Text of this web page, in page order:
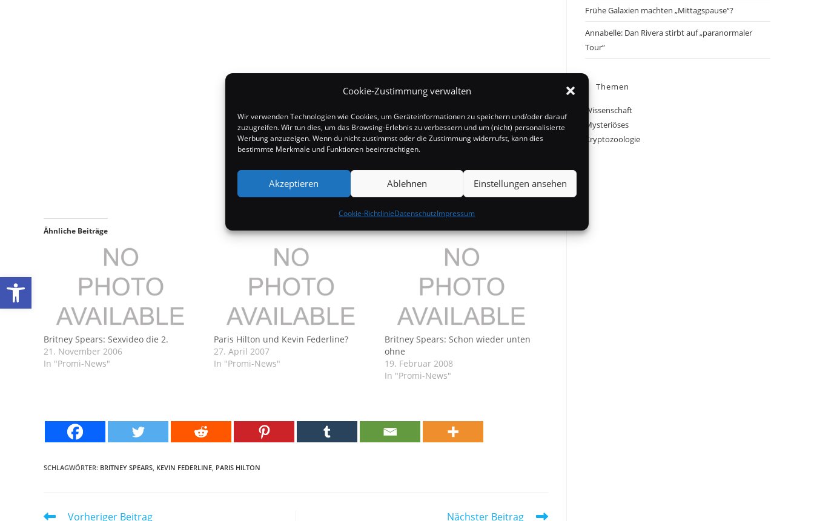
Werkzeugleiste öffnen
Cookie-Zustimmung verwalten
Wir verwenden Technologien wie Cookies, um Geräteinformationen zu speichern und/oder darauf
zuzugreifen. Wir tun dies, um das Browsing-Erlebnis zu verbessern und um (nicht) personalisierte
Werbung anzuzeigen. Wenn du nicht zustimmst oder die Zustimmung widerrufst, kann dies
bestimmte Merkmale und Funktionen beeinträchtigen.
Akzeptieren Ablehnen Einstellungen ansehen
Cookie-RichtlinieDatenschutzImpressum
Ähnliche Beiträge
Britney Spears: Sexvideo die 2.
21. November 2006
In "Promi-News"
Paris Hilton und Kevin Federline?
27. April 2007
In "Promi-News"
Britney Spears: Schon wieder unten
ohne
19. Februar 2008
In "Promi-News"
SCHLAGWÖRTER: BRITNEY SPEARS KEVIN FEDERLINE PARIS HILTON
WeitereVorheriger Beitrag Nächster Beitrag
Frühe Galaxien machten „Mittagspause“?
Annabelle: Dan Rivera stirbt auf „paranormaler
Tour“
Themen
Wissenschaft
Mysteriöses
Kryptozoologie